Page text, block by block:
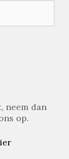
neem dan
op.